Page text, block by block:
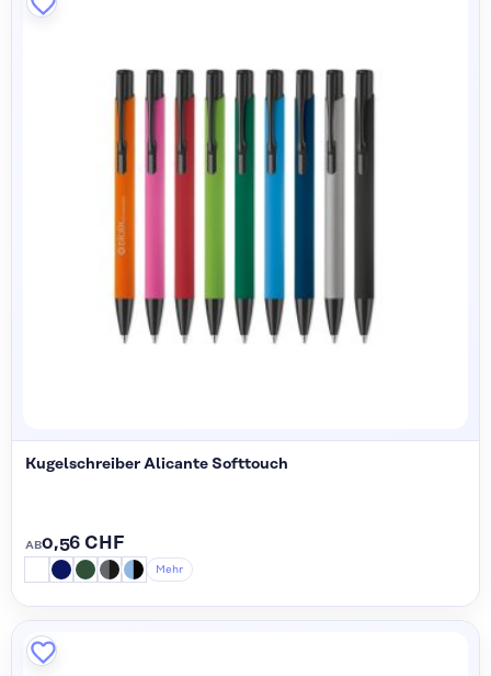
Kugelschreiber Alicante Softtouch
Mehr
AB0,56 CHF